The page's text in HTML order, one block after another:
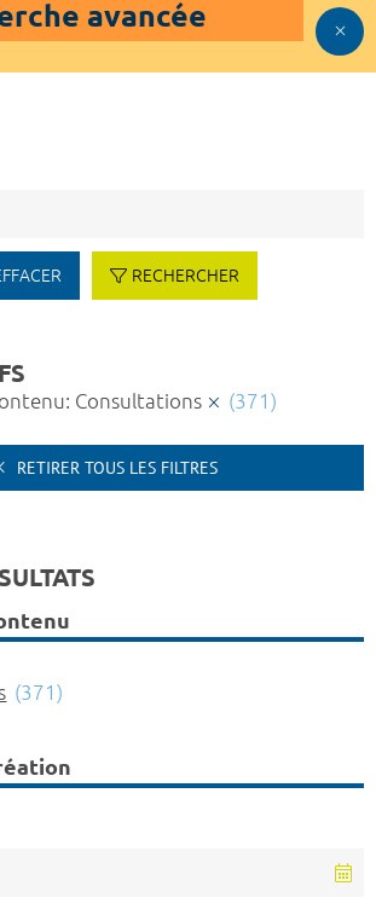
avancée
RECHERCHER
Consultations (371)
RETIRER TOUS LES FILTRES
(371)